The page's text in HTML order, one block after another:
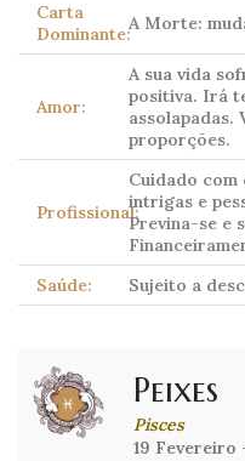
Carta
Dominante:A Morte:
Amor:
A sua vida
positiva. Irá
assolapadas.
proporções.
Profissional:
Cuidado
intrigas e
Previna-se e
Saúde:
Sujeito a
Peixes
Pisces
19 Fevereiro